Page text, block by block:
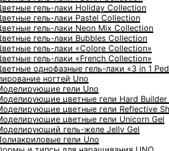
гель-лаки Holiday Collection
гель-лаки Pastel Collection
гель-лаки Neon Mix Collection
гель-лаки Bubbles Collection
гель-лаки «Colore Collection»
гель-лаки «Frеnch Collection»
однофазные гель-лаки «3 in 1
ногтей Uno
гели Uno
цветные гели Hard Builder
цветные гели Reflective
цветные гели Unicorn Gel
гель-желе Jelly Gel
гели Uno